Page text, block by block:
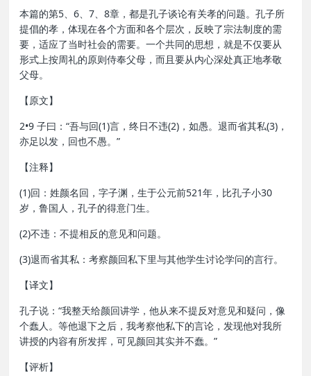
本篇的第5、6、7、8章，都是孔子谈论有关孝的问题。孔子所
提倡的孝，体现在各个方面和各个层次，反映了宗法制度的需
要，适应了当时社会的需要。一个共同的思想，就是不仅要从
形式上按周礼的原则侍奉父母，而且要从内心深处真正地孝敬
父母。
【原文】
2•9 子曰：“吾与回(1)言，终日不违(2)，如愚。退而省其私(3)，
亦足以发，回也不愚。”
【注释】
(1)回：姓颜名回，字子渊，生于公元前521年，比孔子小30
岁，鲁国人，孔子的得意门生。
(2)不违：不提相反的意见和问题。
(3)退而省其私：考察颜回私下里与其他学生讨论学问的言行。
【译文】
孔子说：“我整天给颜回讲学，他从来不提反对意见和疑问，像
个蠢人。等他退下之后，我考察他私下的言论，发现他对我所
讲授的内容有所发挥，可见颜回其实并不蠢。”
【评析】